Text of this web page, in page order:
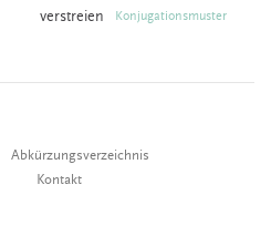
verstreien Konjugationsmuster
Abkürzungsverzeichnis
Kontakt